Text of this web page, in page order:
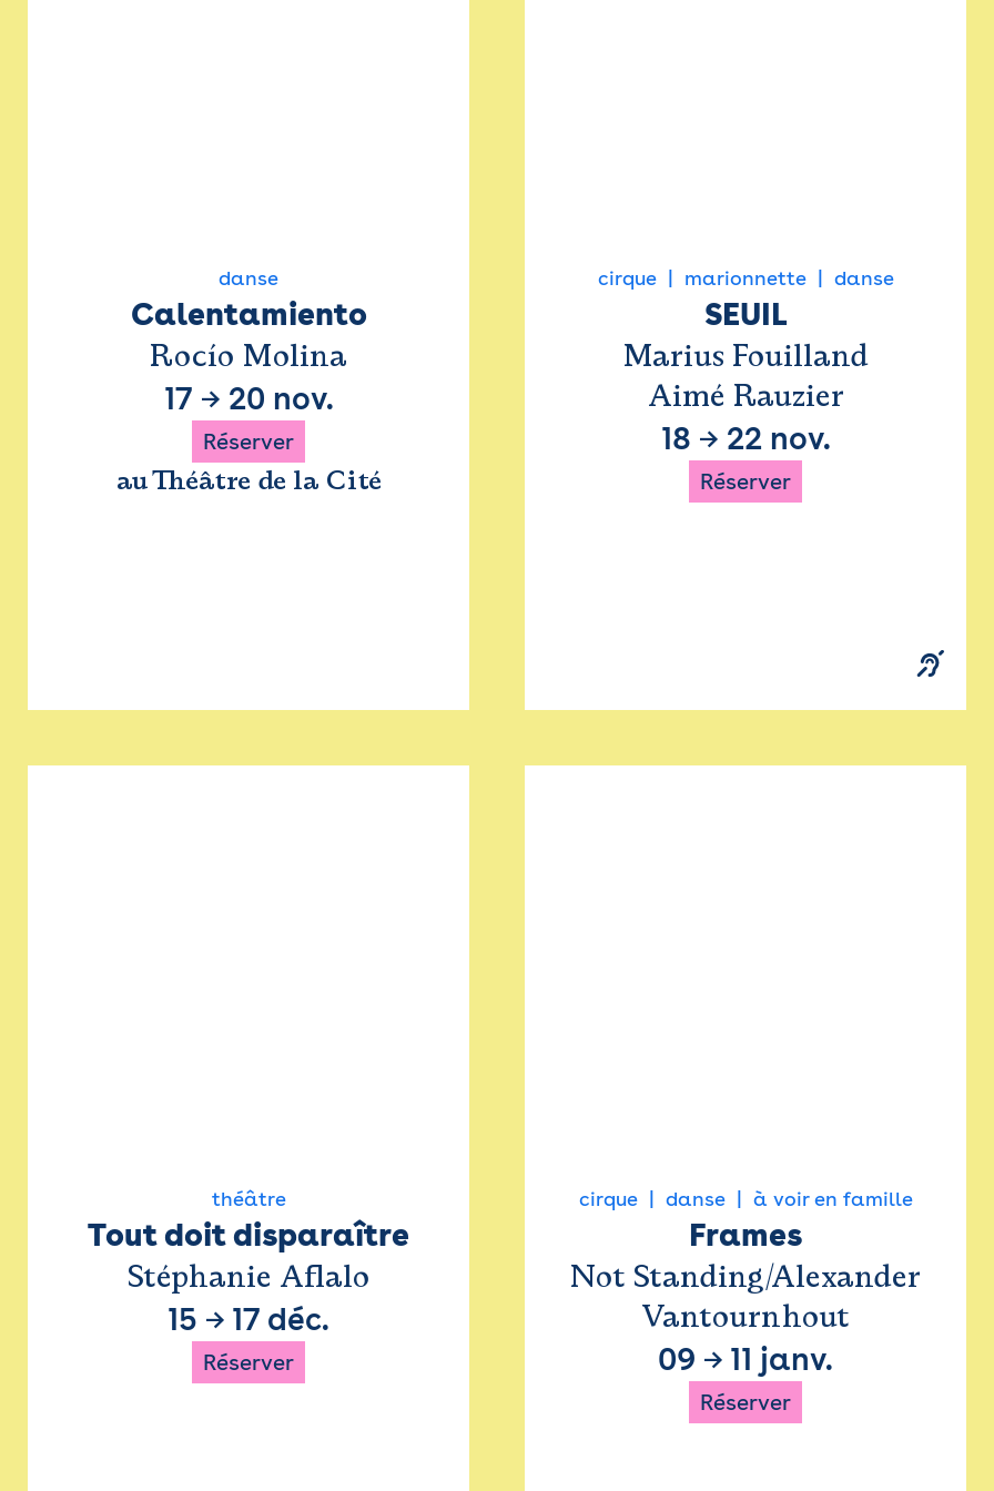
danse
Calentamiento
Rocío Molina
17 → 20 nov.
Réserver
au Théâtre de la Cité
cirque marionnette danse
SEUIL
Marius Fouilland
Aimé Rauzier
18 → 22 nov.
Réserver
théâtre
Tout doit disparaître
Stéphanie Aflalo
15 → 17 déc.
Réserver
cirque danse à voir en famille
Frames
Not Standing/Alexander
Vantournhout
09 → 11 janv.
Réserver